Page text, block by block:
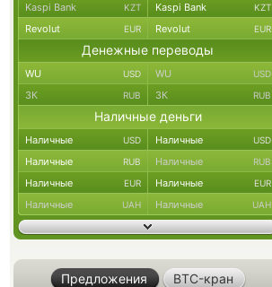
Kaspi Bank KZT Kaspi Bank KZT
Revolut EUR Revolut EUR
Денежные переводы
WU USD WU USD
ЗК RUB ЗК RUB
Наличные деньги
Наличные USD Наличные USD
Наличные RUB Наличные RUB
Наличные EUR Наличные EUR
Наличные UAH Наличные UAH
Предложения BTC-кран